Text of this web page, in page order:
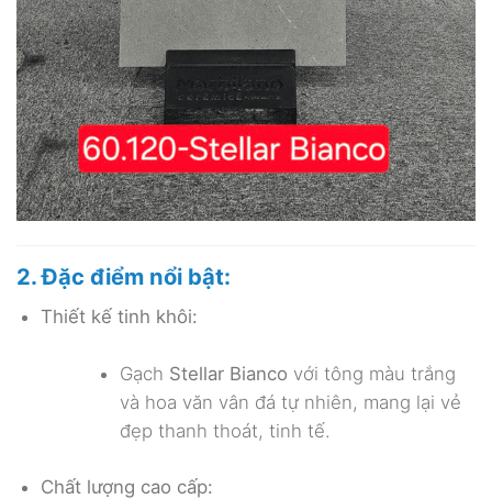
2. Đặc điểm nổi bật:
Thiết kế tinh khôi:
Gạch Stellar Bianco với tông màu trắng
và hoa văn vân đá tự nhiên, mang lại vẻ
đẹp thanh thoát, tinh tế.
Chất lượng cao cấp: